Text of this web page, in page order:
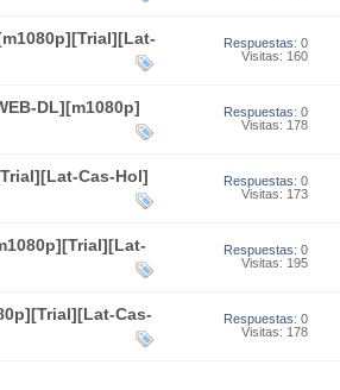
Respuestas: 0
Visitas: 160
DL][m1080p]
Respuestas: 0
Visitas: 178
Cas-Hol]
Respuestas: 0
Visitas: 173
Respuestas: 0
Visitas: 195
Cas-
Respuestas: 0
Visitas: 178